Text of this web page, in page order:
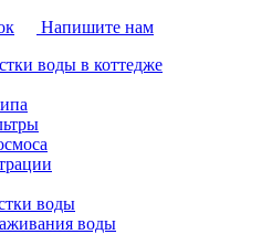
Напишите нам
воды в коттедже
воды
воды